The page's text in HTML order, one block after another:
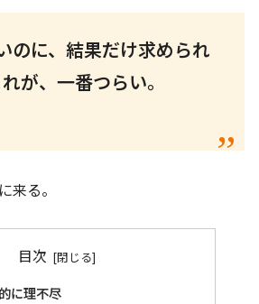
のに、結果だけ求められ
が、一番つらい。
来る。
目次
に理不尽